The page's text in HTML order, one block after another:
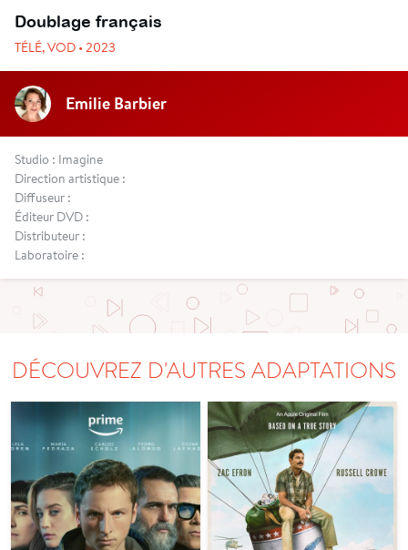
Doublage français
TÉLÉ, VOD • 2023
Emilie Barbier
Studio : Imagine
Direction artistique :
Diffuseur :
Éditeur DVD :
Distributeur :
Laboratoire :
DÉCOUVREZ D'AUTRES ADAPTATIONS